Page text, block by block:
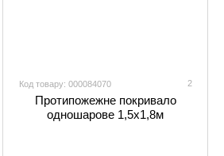
Код товару: 000084070 2
Протипожежне покривало
одношарове 1,5х1,8м